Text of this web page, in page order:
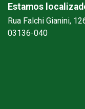
Estamos
Rua Falchi Gianini,
03136-040